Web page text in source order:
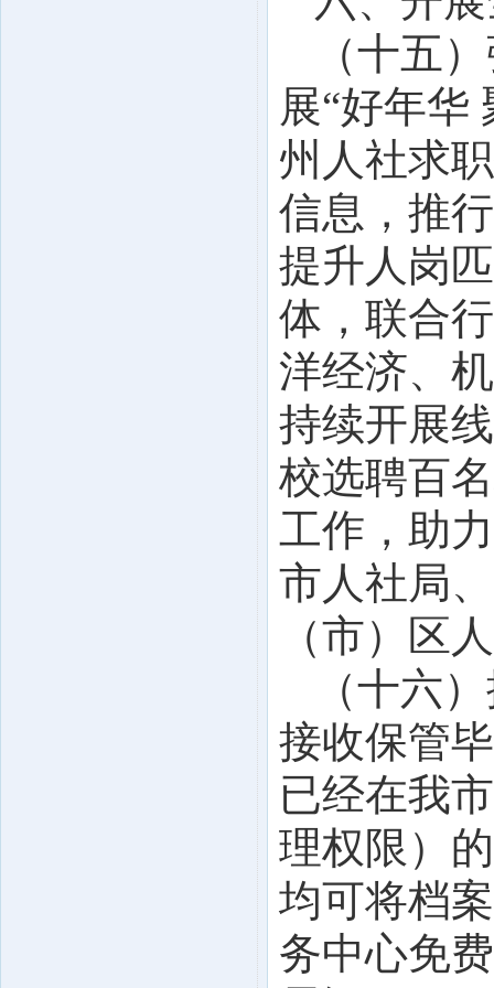
（十五
展“好年华
州人社求
信息，推
提升人岗
体，联合
洋经济、
持续开展
校选聘百
工作，助
市人社局
（市）区
（十六
接收保管
已经在我
理权限）
均可将档
务中心免